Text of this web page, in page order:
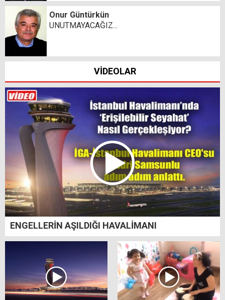
Onur Güntürkün
UNUTMAYACAĞIZ...
VİDEOLAR
ENGELLERİN AŞILDIĞI HAVALİMANI